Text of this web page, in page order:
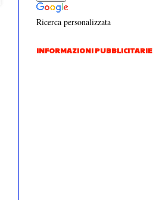
Ricerca personalizzata
INFORMAZIONI PUBBLICITARIE